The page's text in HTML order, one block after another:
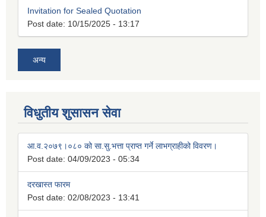
Invitation for Sealed Quotation
Post date: 10/15/2025 - 13:17
अन्य
विधुतीय शुसासन सेवा
आ.व.२०७९।०८० को सा.सु.भत्ता प्राप्त गर्ने लाभग्राहीको विवरण।
Post date: 04/09/2023 - 05:34
दरखास्त फारम
Post date: 02/08/2023 - 13:41